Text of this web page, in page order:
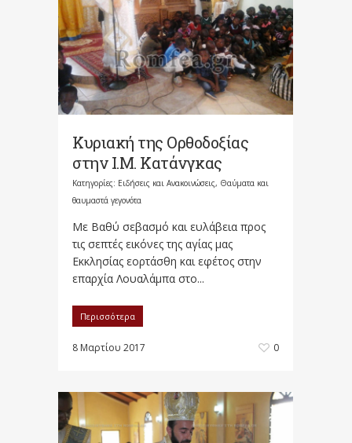
Κυριακή της Ορθοδοξίας
στην Ι.Μ. Κατάνγκας
Κατηγορίες: Ειδήσεις και Ανακοινώσεις, Θαύματα και
θαυμαστά γεγονότα
Με Βαθύ σεβασμό και ευλάβεια προς
τις σεπτές εικόνες της αγίας μας
Εκκλησίας εορτάσθη και εφέτος στην
επαρχία Λουαλάμπα στο...
Περισσότερα
8 Μαρτίου 2017 0